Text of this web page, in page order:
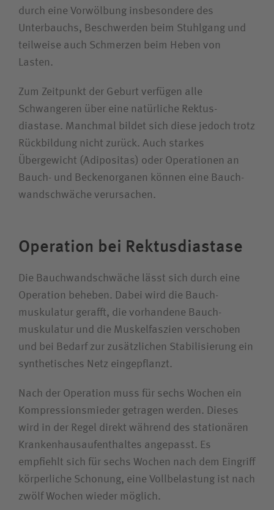
Suchwert
Ich bin
Patientin / Patient
Besucherin / Besucher
Unfallversicherungsträger
Zuweiserin / Zuweiser
Bewerberin / Bewerber
Journalistin / Journalist
durch eine Vorwölbung insbesondere des
Unterbauchs, Beschwerden beim Stuhlgang und
teilweise auch Schmerzen beim Heben von
Lasten.
Zum Zeitpunkt der Geburt verfügen alle
Schwangeren über eine natürliche Rektus­
diastase. Manchmal bildet sich diese jedoch trotz
Rückbildung nicht zurück. Auch starkes
Übergewicht (Adipositas) oder Operationen an
Bauch- und Becken­organen können eine Bauch­
wand­schwäche verursachen.
Operation bei Rektus­diastase
Die Bauch­wand­schwäche lässt sich durch eine
Operation beheben. Dabei wird die Bauch­
muskulatur gerafft, die vorhandene Bauch­
muskulatur und die Muskel­faszien verschoben
und bei Bedarf zur zusätzlichen Stabilisierung ein
synthetisches Netz eingepflanzt.
Nach der Operation muss für sechs Wochen ein
Kompressions­mieder getragen werden. Dieses
wird in der Regel direkt während des stationären
Kranken­haus­aufenthaltes angepasst. Es
empfiehlt sich für sechs Wochen nach dem Eingriff
körperliche Schonung, eine Vollbelastung ist nach
zwölf Wochen wieder möglich.